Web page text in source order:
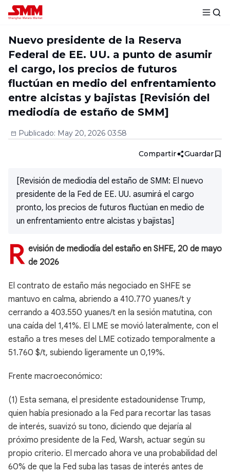
Nuevo presidente de la Reserva
Federal de EE. UU. a punto de asumir
el cargo, los precios de futuros
fluctúan en medio del enfrentamiento
entre alcistas y bajistas [Revisión del
mediodía de estaño de SMM]
Publicado: May 20, 2026 03:58
Compartir Guardar
[Revisión de mediodía del estaño de SMM: El nuevo
presidente de la Fed de EE. UU. asumirá el cargo
pronto, los precios de futuros fluctúan en medio de
un enfrentamiento entre alcistas y bajistas]
R evisión de mediodía del estaño en SHFE, 20 de mayo
de 2026
El contrato de estaño más negociado en SHFE se
mantuvo en calma, abriendo a 410.770 yuanes/t y
cerrando a 403.550 yuanes/t en la sesión matutina, con
una caída del 1,41%. El LME se movió lateralmente, con el
estaño a tres meses del LME cotizado temporalmente a
51.760 $/t, subiendo ligeramente un 0,19%.
Frente macroeconómico:
(1) Esta semana, el presidente estadounidense Trump,
quien había presionado a la Fed para recortar las tasas
de interés, suavizó su tono, diciendo que dejaría al
próximo presidente de la Fed, Warsh, actuar según su
propio criterio. El mercado ahora ve una probabilidad del
60% de que la Fed suba las tasas de interés antes de